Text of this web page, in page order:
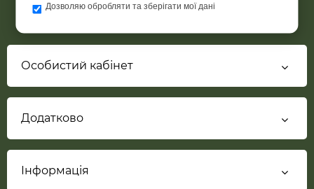
Дозволяю обробляти та зберігати мої дані
Особистий кабінет
Додатково
Інформація